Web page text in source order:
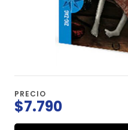
PRECIO
$7.790